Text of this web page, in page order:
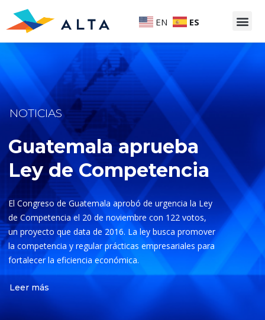
EN ES
Guatemala aprueba
Ley de Competencia
El Congreso de Guatemala aprobó de urgencia la Ley
de Competencia el 20 de noviembre con 122 votos,
un proyecto que data de 2016. La ley busca promover
la competencia y regular prácticas empresariales para
fortalecer la eficiencia económica.
NOTICIAS
Leer más